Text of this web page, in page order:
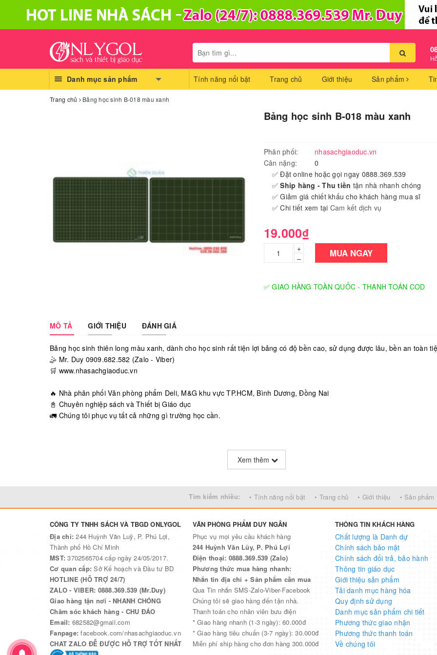
Danh mục sản phẩm Tính năng nổi bật Trang chủ Giới thiệu Sản phẩm
Trang chủ Bảng học sinh B-018 màu xanh
Bảng học sinh B-018 màu xanh
Phân phối:
nhasachgiaoduc.vn
Cân nặng:
0
✅ Đặt online hoặc gọi ngay 0888.369.539
✅Ship hàng - Thu tiền tận nhà nhanh chóng
✅ Giảm giá chiết khấu cho khách hàng mua sĩ
✅ Chi tiết xem tại Cam kết dịch vụ
19.000₫
+
–
MUA NGAY
✅ GIAO HÀNG TOÀN QUỐC - THANH TOÁN COD
MÔ TẢ GIỚI THIỆU ĐÁNH GIÁ
Bảng học sinh thiên long màu xanh, dành cho học sinh rất tiện lợi bảng có độ bền cao, sử dụng được lâu, bền an toàn
🤹 Mr. Duy 0909.682.582 (Zalo - Viber)
🛒 www.nhasachgiaoduc.vn
🔥 Nhà phân phối Văn phòng phẩm Deli, M&G khu vực TP.HCM, Bình Dương, Đồng Nai
📓 Chuyên nghiệp sách và Thiết bị Giáo dục
🚛 Chúng tôi phục vụ tất cả những gì trường học cần.
Xem thêm
Tìm kiếm nhiều: • Tính năng nổi bật • Trang chủ • Giới thiệu • Sản phẩm
CÔNG TY TNHH SÁCH VÀ TBGD ONLYGOL
Địa chỉ:244 Huỳnh Văn Luỹ, P. Phú Lợi,
Thành phố Hồ Chí Minh
MST:3702565704 cấp ngày 24/05/2017.
Cơ quan cấp:Sở Kế hoạch và Đầu tư BD
HOTLINE (HỖ TRỢ 24/7)
ZALO - VIBER: 0888.369.539 (Mr.Duy)
Giao hàng tận nơi - NHANH CHÓNG
Chăm sóc khách hàng - CHU ĐÁO
Email: 682582@gmail.com
Fanpage:facebook.com/nhasachgiaoduc.vn
CHAT ZALO ĐỄ ĐƯỢC HỖ TRỢ TỐT NHẤT
VĂN PHÒNG PHẨM DUY NGÂN
Phục vụ mọi yêu cầu khách hàng
244 Huỳnh Văn Lũy, P. Phú Lợi
Điện thoại: 0888.369.539 (Zalo)
Phương thức mua hàng nhanh:
Nhắn tin địa chỉ + Sản phẩm cần mua
Qua Tin nhắn SMS-Zalo-Viber-Facebook
Chúng tôi sẽ giao hàng đến tận nhà.
Thanh toán cho nhân viên bưu điện
* Giao hàng nhanh (1-3 ngày): 60.000đ
* Giao hàng tiêu chuẩn (3-7 ngày): 30.000đ
Miễn phí ship hàng cho đơn hàng 300.000đ
THÔNG TIN KHÁCH HÀNG
Chất lượng là Danh dự
Chính sách bảo mật
Chính sách đổi trả, bảo hành
Thông tin giáo dục
Giới thiệu sản phẩm
Tải danh mục hàng hóa
Quy định sử dụng
Danh mục sản phẩm chi tiết
Phương thức giao nhận
Phương thức thanh toán
Về chúng tôi